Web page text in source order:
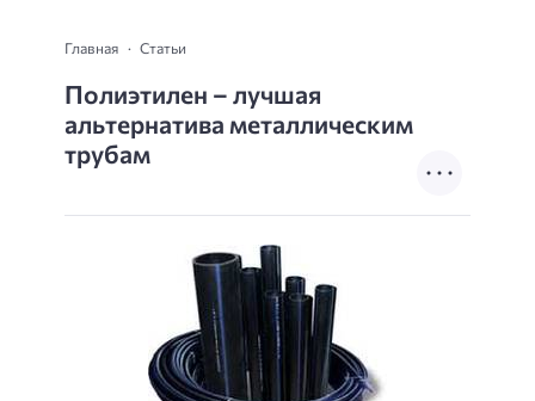
Главная Статьи
Полиэтилен – лучшая
альтернатива металлическим
трубам